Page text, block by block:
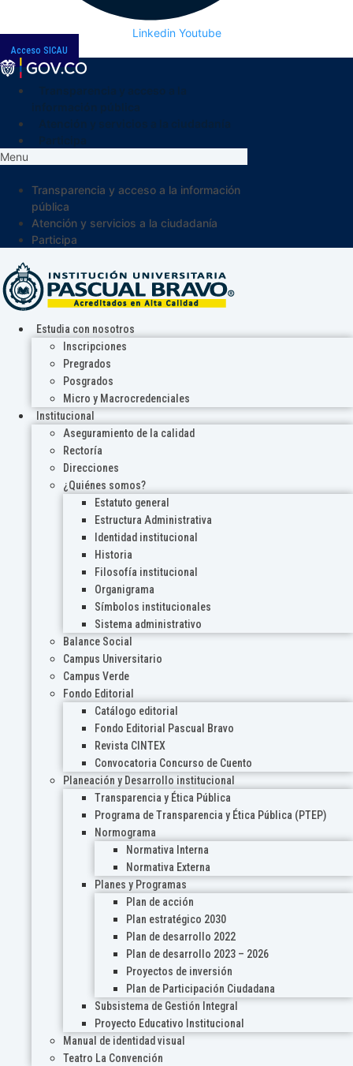
Linkedin Youtube
Acceso SICAU
Menu
Transparencia y acceso a la información
pública
Atención y servicios a la ciudadanía
Participa
Estudia con nosotros
Inscripciones
Pregrados
Posgrados
Micro y Macrocredenciales
Institucional
Aseguramiento de la calidad
Rectoría
Direcciones
¿Quiénes somos?
Estatuto general
Estructura Administrativa
Identidad institucional
Historia
Filosofía institucional
Organigrama
Símbolos institucionales
Sistema administrativo
Balance Social
Campus Universitario
Campus Verde
Fondo Editorial
Catálogo editorial
Fondo Editorial Pascual Bravo
Revista CINTEX
Convocatoria Concurso de Cuento
Planeación y Desarrollo institucional
Transparencia y Ética Pública
Programa de Transparencia y Ética Pública (PTEP)
Normograma
Normativa Interna
Normativa Externa
Planes y Programas
Plan de acción
Plan estratégico 2030
Plan de desarrollo 2022
Plan de desarrollo 2023 – 2026
Proyectos de inversión
Plan de Participación Ciudadana
Subsistema de Gestión Integral
Proyecto Educativo Institucional
Manual de identidad visual
Teatro La Convención